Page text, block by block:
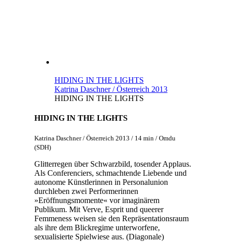
HIDING IN THE LIGHTS
Katrina Daschner / Österreich 2013
HIDING IN THE LIGHTS
HIDING IN THE LIGHTS
Katrina Daschner / Österreich 2013 / 14 min / Omdu
(SDH)
Glitterregen über Schwarzbild, tosender Applaus.
Als Conferenciers, schmachtende Liebende und
autonome Künstlerinnen in Personalunion
durchleben zwei Performerinnen
»Eröffnungsmomente« vor imaginärem
Publikum. Mit Verve, Esprit und queerer
Femmeness weisen sie den Repräsentationsraum
als ihre dem Blickregime unterworfene,
sexualisierte Spielwiese aus. (Diagonale)